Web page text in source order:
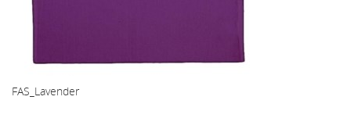
FAS_Lavender